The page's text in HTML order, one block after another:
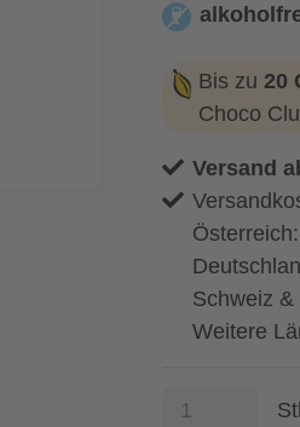
Bis zu 20
Choco
Versand
Schweiz
Weitere